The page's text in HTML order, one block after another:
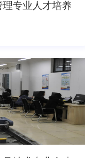
专业人才培养